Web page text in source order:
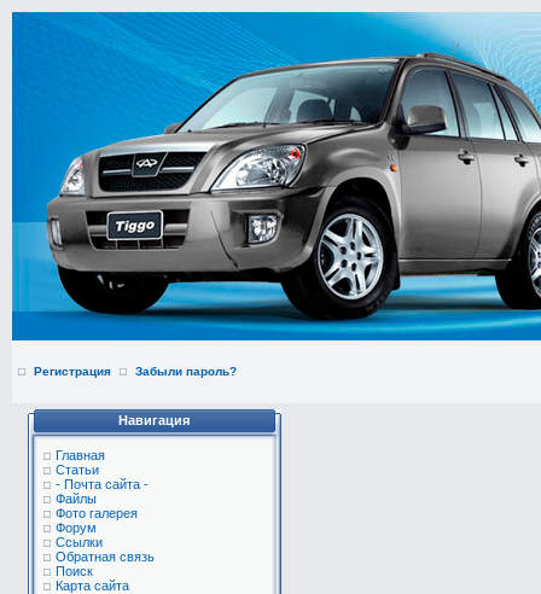
Регистрация Забыли пароль?
Навигация
Главная
Статьи
- Почта сайта -
Файлы
Фото галерея
Форум
Ссылки
Обратная связь
Поиск
Карта сайта